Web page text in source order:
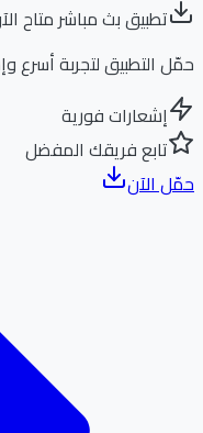
تطبيق بث مباشر متاح الآن!
التطبيق لتجربة أسرع
إشعارات فورية
تابع فريقك المفضل
الآن